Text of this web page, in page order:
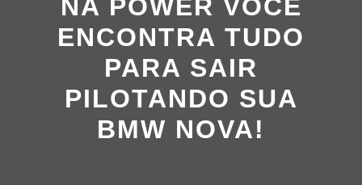
NA POWER VOCÊ
ENCONTRA TUDO
PARA SAIR
PILOTANDO SUA
BMW NOVA!